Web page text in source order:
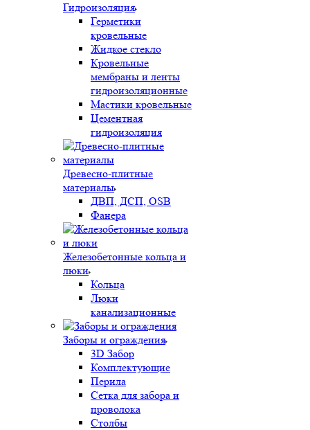
Гидроизоляция
Герметики
кровельные
Жидкое стекло
Кровельные
мембраны и ленты
гидроизоляционные
Мастики кровельные
Цементная
гидроизоляция
Древесно-плитные
материалы
ДВП, ДСП, OSB
Фанера
Железобетонные кольца и
люки
Кольца
Люки
канализационные
Заборы и ограждения
3D Забор
Комплектующие
Перила
Сетка для забора и
проволока
Столбы